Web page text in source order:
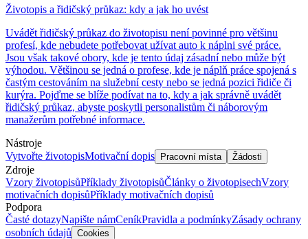
Životopis a řidičský průkaz: kdy a jak ho uvést
Uvádět řidičský průkaz do životopisu není povinné pro většinu
profesí, kde nebudete potřebovat užívat auto k náplni své práce.
Jsou však takové obory, kde je tento údaj zásadní nebo může být
výhodou. Většinou se jedná o profese, kde je náplň práce spojená s
častým cestováním na služební cesty nebo se jedná pozici řidiče či
kurýra. Pojďme se blíže podívat na to, kdy a jak správně uvádět
řidičský průkaz, abyste poskytli personalistům či náborovým
manažerům potřebné informace.
Nástroje
Vytvořte životopisMotivační dopis Pracovní místa Žádosti
Zdroje
Vzory životopisůPříklady životopisůČlánky o životopisechVzory
motivačních dopisůPříklady motivačních dopisů
Podpora
Časté dotazyNapište námCeníkPravidla a podmínkyZásady ochrany
osobních údajů Cookies